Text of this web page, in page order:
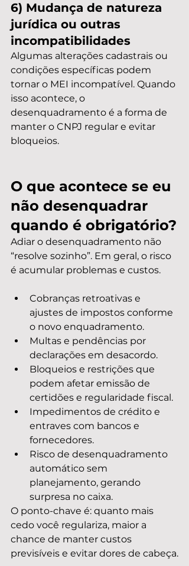
6) Mudança de natureza
jurídica ou outras
incompatibilidades
Algumas alterações cadastrais ou
condições específicas podem
tornar o MEI incompatível. Quando
isso acontece, o
desenquadramento é a forma de
manter o CNPJ regular e evitar
bloqueios.
O que acontece se eu
não desenquadrar
quando é obrigatório?
Adiar o desenquadramento não
“resolve sozinho”. Em geral, o risco
é acumular problemas e custos.
Cobranças retroativas e
ajustes de impostos conforme
o novo enquadramento.
Multas e pendências por
declarações em desacordo.
Bloqueios e restrições que
podem afetar emissão de
certidões e regularidade fiscal.
Impedimentos de crédito e
entraves com bancos e
fornecedores.
Risco de desenquadramento
automático sem
planejamento, gerando
surpresa no caixa.
O ponto-chave é: quanto mais
cedo você regulariza, maior a
chance de manter custos
previsíveis e evitar dores de cabeça.